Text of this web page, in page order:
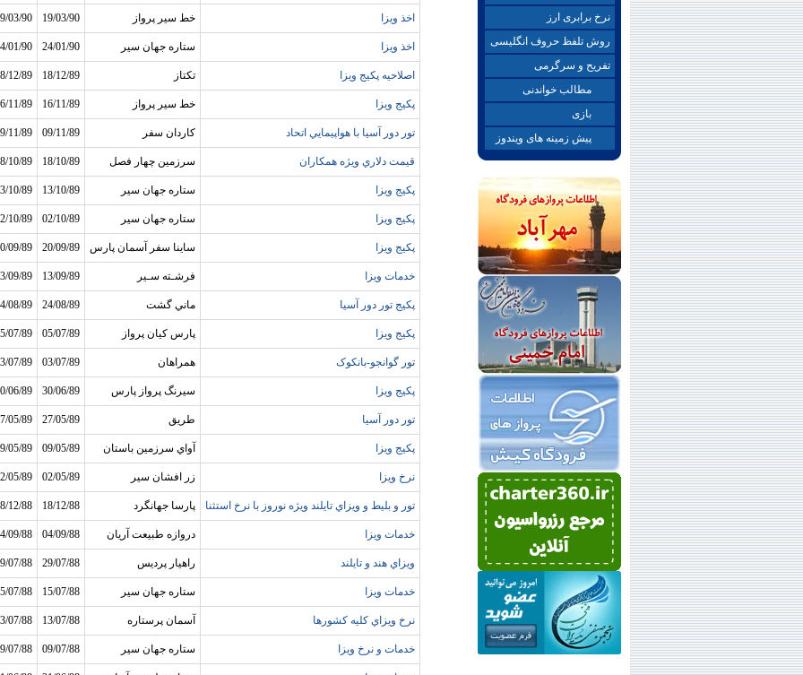
اخذ ويزا خط سير پرواز 19/03/90
03/90
اخذ ويزا ستاره جهان سير 24/01/90
01/90
اصلاحيه پکيج ويزا تکتاز 18/12/89
12/89
پکيج ويزا خط سير پرواز 16/11/89
11/89
تور دور آسيا با هواپيمايي اتحاد كاردان سفر 09/11/89
11/89
قيمت دلاري ويژه همکاران سرزمين چهار فصل 18/10/89
10/89
پکيج ويزا ستاره جهان سير 13/10/89
10/89
پکيج ويزا ستاره جهان سير 02/10/89
10/89
پکيج ويزا ساينا سفر آسمان پارس 20/09/89
09/89
خدمات ويزا فرشـته سـير 13/09/89
09/89
پکيج تور دور آسيا ماني گشت 24/08/89
08/89
پکيج ويزا پارس کيان پرواز 05/07/89
07/89
تور گوانجو-بانکوک همراهان 03/07/89
07/89
پکيج ويزا سيرنگ پرواز پارس 30/06/89
06/89
تور دور آسيا طريق 27/05/89
05/89
پکيج ويزا آواي سرزمين باستان 09/05/89
05/89
نرخ ويزا زر افشان سير 02/05/89
05/89
تور و بليط و ويزاي تايلند ويژه نوروز با نرخ استثنا پارسا جهانگرد 18/12/88
12/88
خدمات ويزا دروازه طبيعت آريان 04/09/88
09/88
ويزاي هند و تايلند راهيار پرديس 29/07/88
07/88
خدمات ويزا ستاره جهان سير 15/07/88
07/88
نرخ ويزاي کليه کشورها آسمان پرستاره 13/07/88
07/88
خدمات و نرخ ويزا ستاره جهان سير 09/07/88
07/88
نرخ برابری ارز
روش تلفظ حروف انگلیسی
تفریح و سرگرمی
مطالب خواندنی
بازی
پیش زمینه های ویندوز